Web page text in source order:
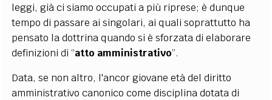
leggi, già ci siamo occupati a più riprese; è dunque
tempo di passare ai singolari, ai quali soprattutto ha
pensato la dottrina quando si è sforzata di elaborare
definizioni di “atto amministrativo”.
Data, se non altro, l'ancor giovane età del diritto
amministrativo canonico come disciplina dotata di